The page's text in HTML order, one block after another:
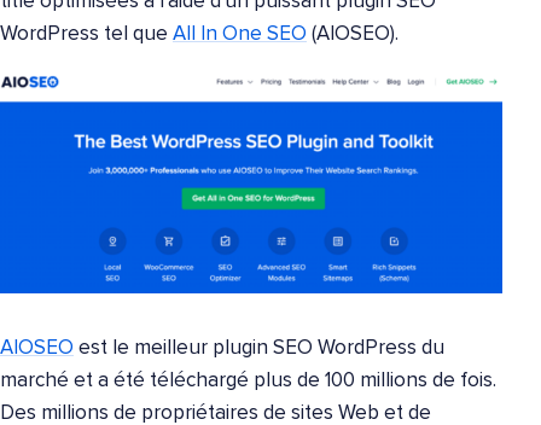
WordPress tel que All In One SEO (AIOSEO).
AIOSEO est le meilleur plugin SEO WordPress du
marché et a été téléchargé plus de 100 millions de fois.
Des millions de propriétaires de sites Web et de